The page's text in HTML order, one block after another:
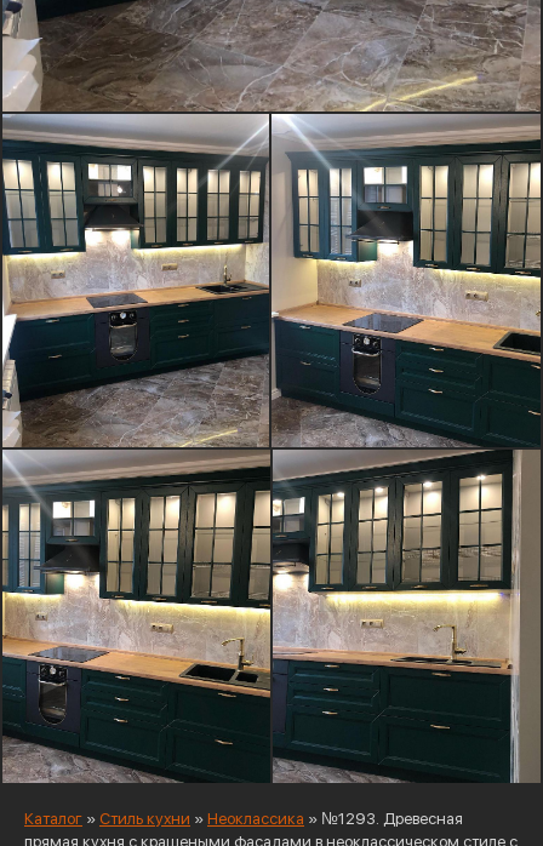
Каталог » Стиль кухни » Неоклассика » №1293. Древесная
прямая кухня с крашеными фасадами в неоклассическом стиле с